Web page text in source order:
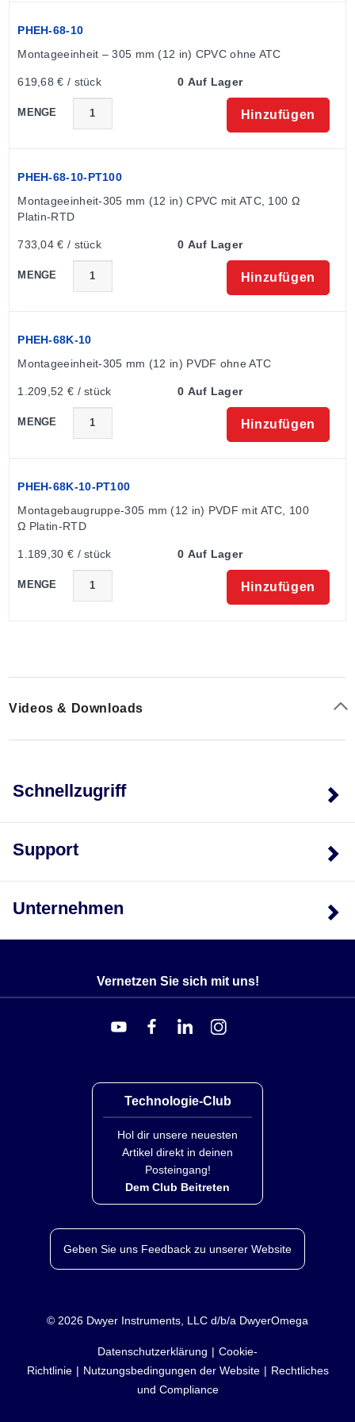
† œ-GL†  Erdungsschleife, gegen Aufpreis
PHEH-68-10
Montageeinheit – 305 mm (12 in) CPVC ohne ATC
619,68 € / stück 0 Auf Lager
MENGE Hinzufügen
PHEH-68-10-PT100
Montageeinheit-305 mm (12 in) CPVC mit ATC, 100 Ω
Platin-RTD
733,04 € / stück 0 Auf Lager
MENGE Hinzufügen
PHEH-68K-10
Montageeinheit-305 mm (12 in) PVDF ohne ATC
1.209,52 € / stück 0 Auf Lager
MENGE Hinzufügen
PHEH-68K-10-PT100
Montagebaugruppe-305 mm (12 in) PVDF mit ATC, 100
Ω Platin-RTD
1.189,30 € / stück 0 Auf Lager
MENGE Hinzufügen
Videos & Downloads
Schnellzugriff
Support
Unternehmen
Vernetzen Sie sich mit uns!
Technologie-Club
Hol dir unsere neuesten
Artikel direkt in deinen
Posteingang!
Dem Club Beitreten
Geben Sie uns Feedback zu unserer Website
© 2026 Dwyer Instruments, LLC d/b/a DwyerOmega
Datenschutzerklärung
Cookie-
Richtlinie
Nutzungsbedingungen der Website
Rechtliches
und Compliance